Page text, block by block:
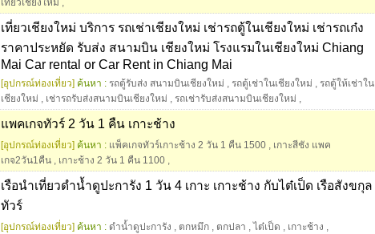
เที่ยวเชียงใหม่ ,
เที่ยวเชียงใหม่ บริการ รถเช่าเชียงใหม่ เช่ารถตู้ในเชียงใหม่ เช่ารถเก๋ง
ราคาประหยัด รับส่ง สนามบิน เชียงใหม่ โรงแรมในเชียงใหม่ Chiang
Mai Car rental or Car Rent in Chiang Mai
[อุปกรณ์ท่องเที่ยว] ค้นหา : รถตู้รับส่ง สนามบินเชียงใหม่ , รถตู้เช่าในเชียงใหม่ , รถตู้ให้เช่าใน
เชียงใหม่ , เช่ารถรับส่งสนามบินเชียงใหม่ , รถเช่ารับส่งสนามบินเชียงใหม่ ,
แพคเกจทัวร์ 2 วัน 1 คืน เกาะช้าง
[อุปกรณ์ท่องเที่ยว] ค้นหา : แพ็คเกจทัวร์เกาะช้าง 2 วัน 1 คืน 1500 , เกาะสีชัง แพค
เกจ2วัน1คืน , เกาะช้าง 2 วัน 1 คืน 1100 ,
เรือนำเที่ยวดำน้ำดูปะการัง 1 วัน 4 เกาะ เกาะช้าง กับไต๋เป็ด เรือสังขกุล
ทัวร์
[อุปกรณ์ท่องเที่ยว] ค้นหา : ดำน้ำดูปะการัง , ตกหมึก , ตกปลา , ไต๋เป็ด , เกาะช้าง ,